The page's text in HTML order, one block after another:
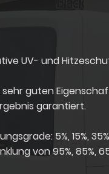
UV- und
guten
garantiert.
5%, 15%,
von 95%, 85%,